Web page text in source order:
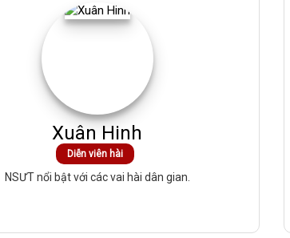
Xuân Hinh
Diễn viên hài
NSƯT nổi bật với các vai hài dân gian.